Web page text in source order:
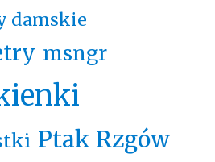
damskie
msngr
Ptak Rzgów